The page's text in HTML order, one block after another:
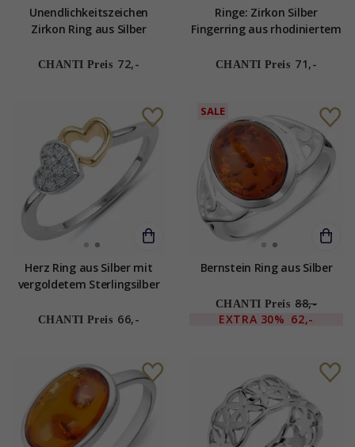
Unendlichkeitszeichen
Zirkon Ring aus Silber
CHANTI Preis 72,-
Ringe: Zirkon Silber
Fingerring aus rhodiniertem
CHANTI Preis 71,-
Herz Ring aus Silber mit
vergoldetem Sterlingsilber
CHANTI Preis 66,-
SALE
Bernstein Ring aus Silber
CHANTI Preis 88,-
EXTRA 30% 62,-